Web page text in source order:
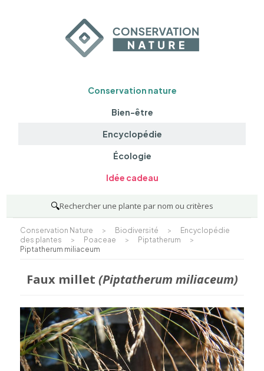
Conservation nature
Bien-être
Encyclopédie
Écologie
Idée cadeau
🔍Rechercher une plante par nom ou critères
Conservation Nature > Biodiversité >
Encyclopédie
des plantes
> Poaceae > Piptatherum
>
Piptatherum miliaceum
Faux millet (Piptatherum miliaceum)